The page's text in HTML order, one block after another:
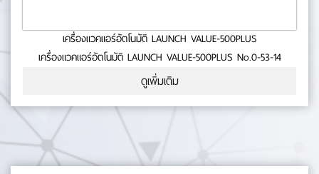
เครื่องแวคแอร์อัตโนมัติ LAUNCH VALUE-500PLUS
เครื่องแวคแอร์อัตโนมัติ LAUNCH VALUE-500PLUS No.0-53-14
ดูเพิ่มเติม